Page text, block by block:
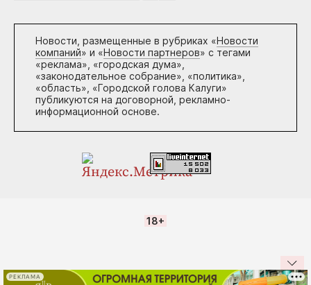
Новости, размещенные в рубриках «Новости
компаний» и «Новости партнеров» с тегами
«реклама», «городская дума»,
«законодательное собрание», «политика»,
«область», «Городской голова Калуги»
публикуются на договорной, рекламно-
информационной основе.
18+
РЕКЛАМА